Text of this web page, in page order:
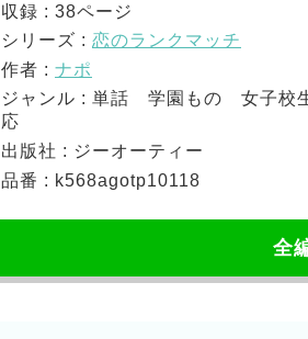
収録 : 38ページ
シリーズ : 恋のランクマッチ
作者 : ナポ
ジャンル : 単話 学園もの 女子
応
出版社 : ジーオーティー
品番 : k568agotp10118
全